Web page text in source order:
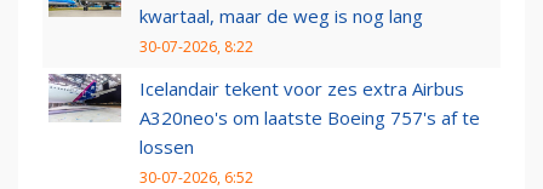
kwartaal, maar de weg is nog lang
30-07-2026, 8:22
Icelandair tekent voor zes extra Airbus
A320neo's om laatste Boeing 757's af te
lossen
30-07-2026, 6:52